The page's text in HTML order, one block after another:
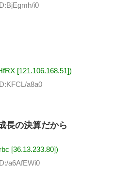
i0
[121.106.168.51])
a8a0
長の決算だから
[36.13.233.80])
a6AfEWi0